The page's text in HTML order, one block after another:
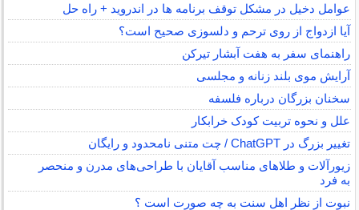
عوامل دخیل در مشکل توقف برنامه ها در اندروید + راه حل
آیا ازدواج از روی ترحم و دلسوزی صحیح است؟
راهنمای سفر به هفت آبشار تیرکن
آرایش موی بلند زنانه و مجلسی
سخنان بزرگان درباره فلسفه
علل و نحوه تربیت کودک خرابکار
تغییر بزرگ در ChatGPT / چت متنی نامحدود و رایگان
زیورآلات و طلاهای مناسب آقایان با طراحی‌های مدرن و منحصر
به فرد
نبوت از نظر اهل سنت به چه صورت است ؟